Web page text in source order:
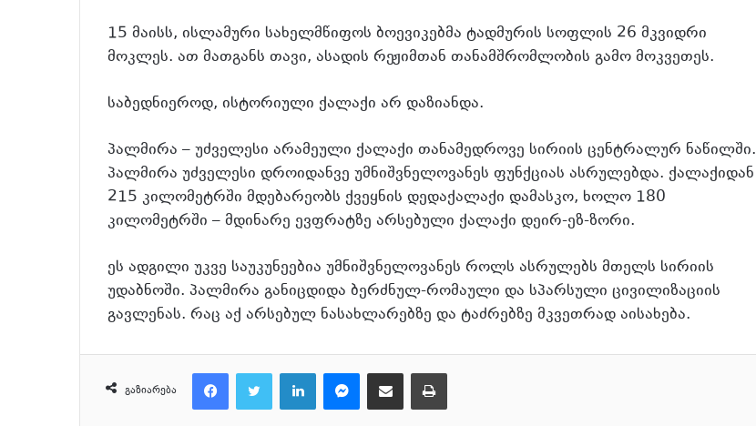
15 მაისს, ისლამური სახელმწიფოს ბოევიკებმა ტადმურის სოფლის 26 მკვიდრი
მოკლეს. ათ მათგანს თავი, ასადის რეჟიმთან თანამშრომლობის გამო მოკვეთეს.
საბედნიეროდ, ისტორიული ქალაქი არ დაზიანდა.
პალმირა – უძველესი არამეული ქალაქი თანამედროვე სირიის ცენტრალურ ნაწილში.
პალმირა უძველესი დროიდანვე უმნიშვნელოვანეს ფუნქციას ასრულებდა. ქალაქიდან
215 კილომეტრში მდებარეობს ქვეყნის დედაქალაქი დამასკო, ხოლო 180
კილომეტრში – მდინარე ევფრატზე არსებული ქალაქი დეირ-ეზ-ზორი.
ეს ადგილი უკვე საუკუნეებია უმნიშვნელოვანეს როლს ასრულებს მთელს სირიის
უდაბნოში. პალმირა განიცდიდა ბერძნულ-რომაული და სპარსული ცივილიზაციის
გავლენას. რაც აქ არსებულ ნასახლარებზე და ტაძრებზე მკვეთრად აისახება.
გაზიარება